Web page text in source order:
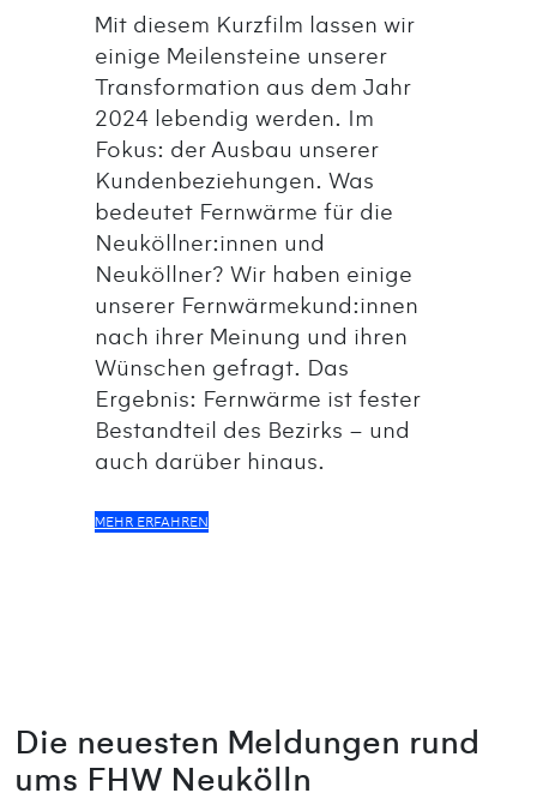
Mit diesem Kurzfilm lassen wir
einige Meilensteine unserer
Transformation aus dem Jahr
2024 lebendig werden. Im
Fokus: der Ausbau unserer
Kundenbeziehungen. Was
bedeutet Fernwärme für die
Neuköllner:innen und
Neuköllner? Wir haben einige
unserer Fernwärmekund:innen
nach ihrer Meinung und ihren
Wünschen gefragt. Das
Ergebnis: Fernwärme ist fester
Bestandteil des Bezirks – und
auch darüber hinaus.
MEHR ERFAHREN
Die neuesten Meldungen rund
ums FHW Neukölln